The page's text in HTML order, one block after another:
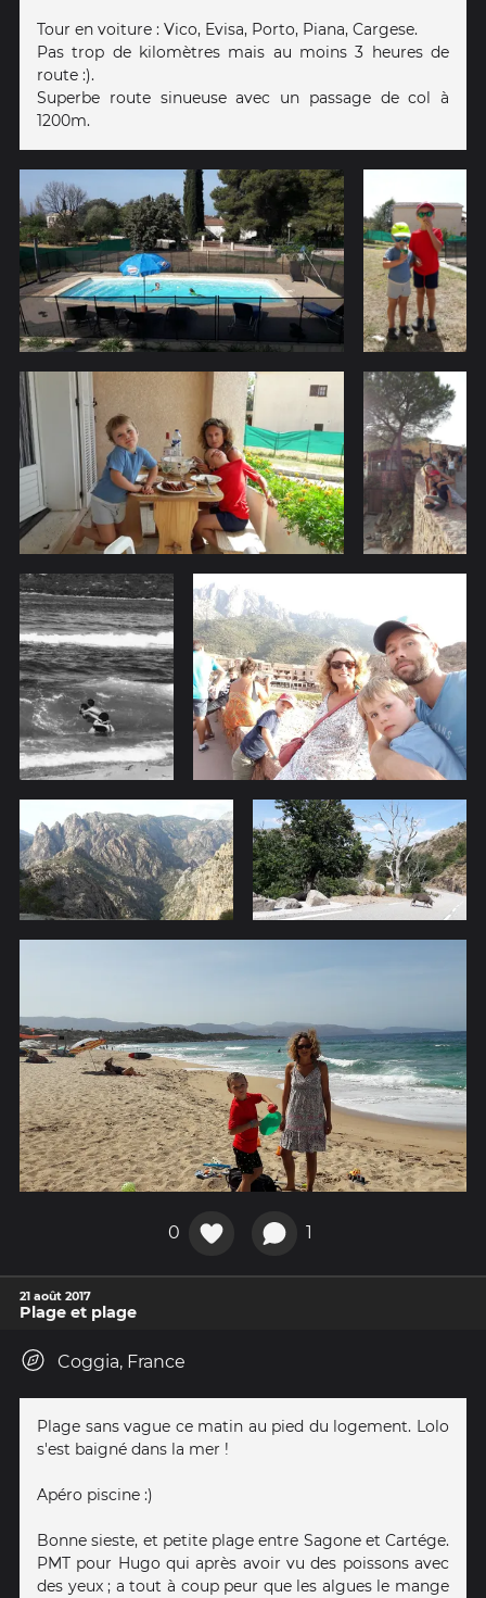
Tour en voiture : Vico, Evisa, Porto, Piana, Cargese.
Pas trop de kilomètres mais au moins 3 heures de
route :).
Superbe route sinueuse avec un passage de col à
1200m.
0 1
21 août 2017
Plage et plage
Coggia, France
Plage sans vague ce matin au pied du logement. Lolo
s'est baigné dans la mer !
Apéro piscine :)
Bonne sieste, et petite plage entre Sagone et Cartége.
PMT pour Hugo qui après avoir vu des poissons avec
des yeux ; a tout à coup peur que les algues le mange